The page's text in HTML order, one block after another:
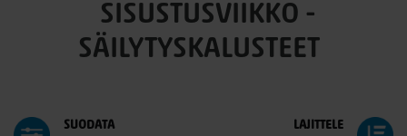
SISUSTUSVIIKKO -
SÄILYTYSKALUSTEET
SUODATA
LAJITTELE